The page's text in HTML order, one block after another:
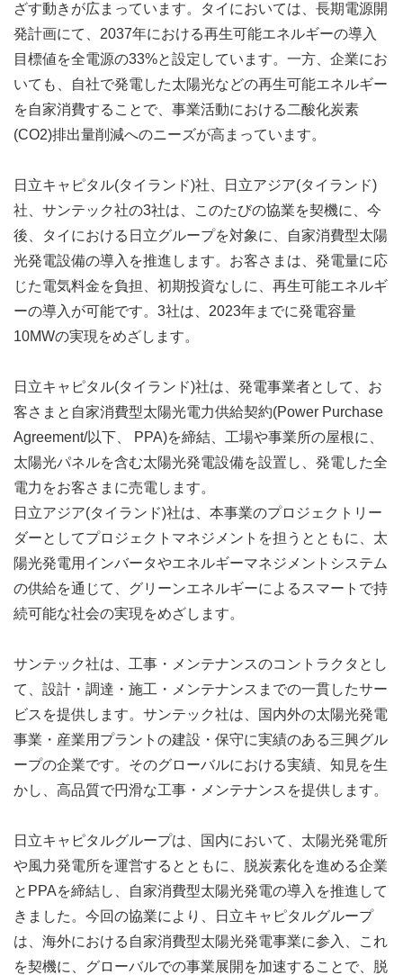
ざす動きが広まっています。タイにおいては、長期電源開
発計画にて、2037年における再生可能エネルギーの導入
目標値を全電源の33%と設定しています。一方、企業にお
いても、自社で発電した太陽光などの再生可能エネルギー
を自家消費することで、事業活動における二酸化炭素
(CO2)排出量削減へのニーズが高まっています。
日立キャピタル(タイランド)社、日立アジア(タイランド)
社、サンテック社の3社は、このたびの協業を契機に、今
後、タイにおける日立グループを対象に、自家消費型太陽
光発電設備の導入を推進します。お客さまは、発電量に応
じた電気料金を負担、初期投資なしに、再生可能エネルギ
ーの導入が可能です。3社は、2023年までに発電容量
10MWの実現をめざします。
日立キャピタル(タイランド)社は、発電事業者として、お
客さまと自家消費型太陽光電力供給契約(Power Purchase
Agreement/以下、 PPA)を締結、工場や事業所の屋根に、
太陽光パネルを含む太陽光発電設備を設置し、発電した全
電力をお客さまに売電します。
日立アジア(タイランド)社は、本事業のプロジェクトリー
ダーとしてプロジェクトマネジメントを担うとともに、太
陽光発電用インバータやエネルギーマネジメントシステム
の供給を通じて、グリーンエネルギーによるスマートで持
続可能な社会の実現をめざします。
サンテック社は、工事・メンテナンスのコントラクタとし
て、設計・調達・施工・メンテナンスまでの一貫したサー
ビスを提供します。サンテック社は、国内外の太陽光発電
事業・産業用プラントの建設・保守に実績のある三興グル
ープの企業です。そのグローバルにおける実績、知見を生
かし、高品質で円滑な工事・メンテナンスを提供します。
日立キャピタルグループは、国内において、太陽光発電所
や風力発電所を運営するとともに、脱炭素化を進める企業
とPPAを締結し、自家消費型太陽光発電の導入を推進して
きました。今回の協業により、日立キャピタルグループ
は、海外における自家消費型太陽光発電事業に参入、これ
を契機に、グローバルでの事業展開を加速することで、脱